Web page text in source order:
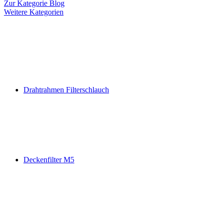
Zur Kategorie Blog
Weitere Kategorien
Drahtrahmen Filterschlauch
Deckenfilter M5